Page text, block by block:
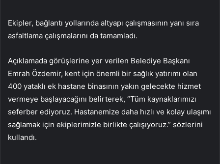
Ekipler, bağlantı yollarında altyapı çalışmasının yanı sıra
asfaltlama çalışmalarını da tamamladı.
Açıklamada görüşlerine yer verilen Belediye Başkanı
Emrah Özdemir, kent için önemli bir sağlık yatırımı olan
400 yataklı ek hastane binasının yakın gelecekte hizmet
vermeye başlayacağını belirterek, “Tüm kaynaklarımızı
seferber ediyoruz. Hastanemize daha hızlı ve kolay ulaşımı
sağlamak için ekiplerimizle birlikte çalışıyoruz.” sözlerini
kullandı.